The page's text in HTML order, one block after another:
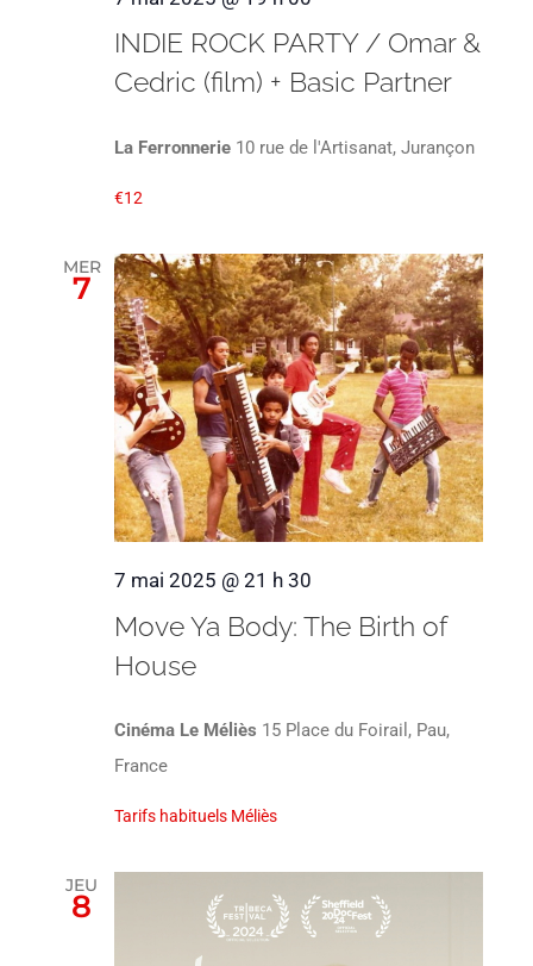
INDIE ROCK PARTY / Omar &
Cedric (film) + Basic Partner
La Ferronnerie 10 rue de l'Artisanat, Jurançon
€12
MER
7
7 mai 2025 @ 21 h 30
Move Ya Body: The Birth of
House
Cinéma Le Méliès 15 Place du Foirail, Pau,
France
Tarifs habituels Méliès
JEU
8